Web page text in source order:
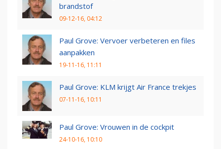
brandstof
09-12-16, 04:12
Paul Grove: Vervoer verbeteren en files
aanpakken
19-11-16, 11:11
Paul Grove: KLM krijgt Air France trekjes
07-11-16, 10:11
Paul Grove: Vrouwen in de cockpit
24-10-16, 10:10